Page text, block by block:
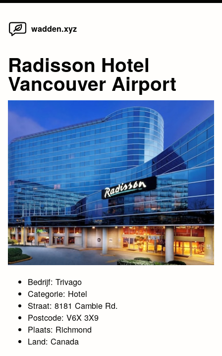
Skip
wadden.xyz
Radisson Hotel
Vancouver Airport
Bedrijf: Trivago
Categorie: Hotel
Straat: 8181 Cambie Rd.
Postcode: V6X 3X9
Plaats: Richmond
Land: Canada